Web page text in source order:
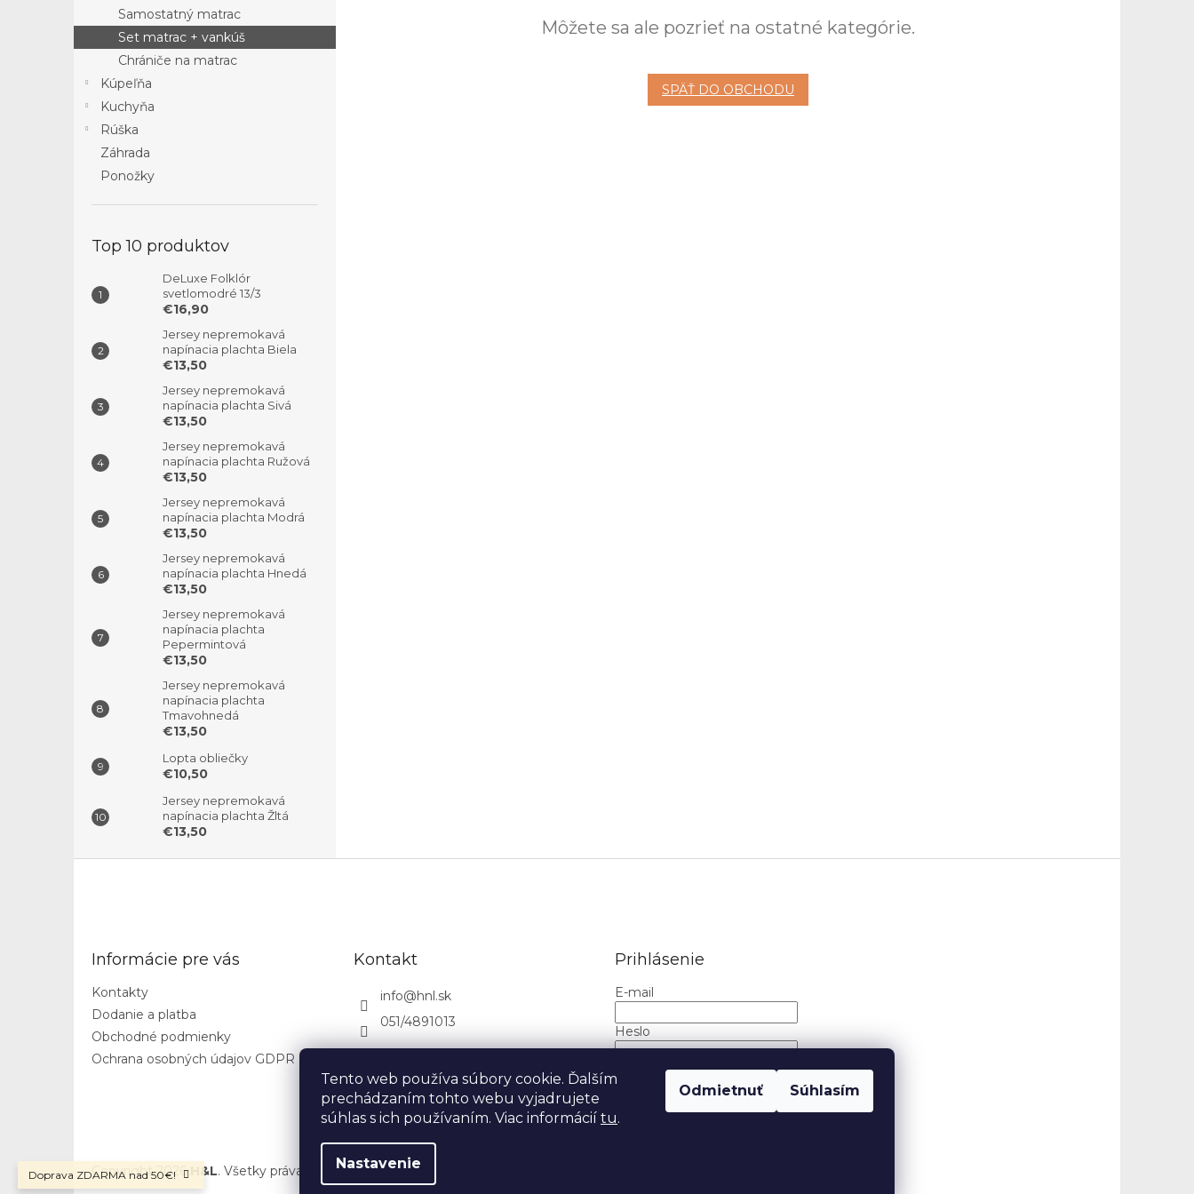
Tento web používa súbory cookie. Ďalším
prechádzaním tohto webu vyjadrujete
súhlas s ich používaním. Viac informácií tu.
Nastavenie
Odmietnuť Súhlasím
Doprava ZDARMA nad 50€!
Samostatný matrac
Set matrac + vankúš
Chrániče na matrac
Kúpeľňa
Kuchyňa
Rúška
Záhrada
Ponožky
Top 10 produktov
DeLuxe Folklór
svetlomodré 13/3
€16,90
Jersey nepremokavá
napínacia plachta Biela
€13,50
Jersey nepremokavá
napínacia plachta Sivá
€13,50
Jersey nepremokavá
napínacia plachta Ružová
€13,50
Jersey nepremokavá
napínacia plachta Modrá
€13,50
Jersey nepremokavá
napínacia plachta Hnedá
€13,50
Jersey nepremokavá
napínacia plachta
Pepermintová
€13,50
Jersey nepremokavá
napínacia plachta
Tmavohnedá
€13,50
Lopta obliečky
€10,50
Jersey nepremokavá
napínacia plachta Žltá
€13,50
Môžete sa ale pozrieť na ostatné kategórie.
SPÄŤ DO OBCHODU
Informácie pre vás
Kontakty
Dodanie a platba
Obchodné podmienky
Ochrana osobných údajov GDPR
Kontakt
info@hnl.sk
051/4891013
Prihlásenie
E-mail
Heslo
Copyright 2026 H&L. Všetky práva vyhradené.Upraviť nastavenie cookies